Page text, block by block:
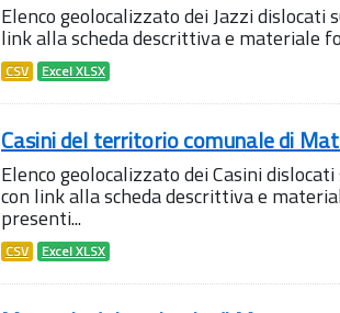
Elenco geolocalizzato dei Jazzi
link alla scheda descrittiva e materiale
CSV Excel XLSX
Casini del territorio comunale di
Elenco geolocalizzato dei Casini
con link alla scheda descrittiva e
presenti...
CSV Excel XLSX